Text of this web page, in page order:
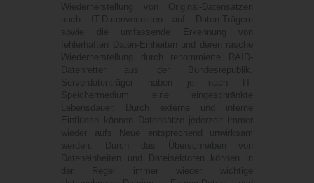
Wiederherstellung von Original-Datensätzen
nach IT-Datenverlusten auf Daten-Trägern
sowie die umfassende Erkennung von
fehlerhaften Daten-Einheiten und deren rasche
Wiederherstellung durch renommierte RAID-
Datenretter aus der Bundesrepublik.
Serverdatenträger haben je nach IT-
Speichermedium eine eingeschränkte
Lebensdauer. Durch externe und interne
Einflüsse können Datensätze jederzeit immer
wieder aufs Neue entsprechend unwirksam
werden. Durch das Überschreiben von
Dateneinheiten und Dateisektoren können in
der Regel immer wieder wichtige